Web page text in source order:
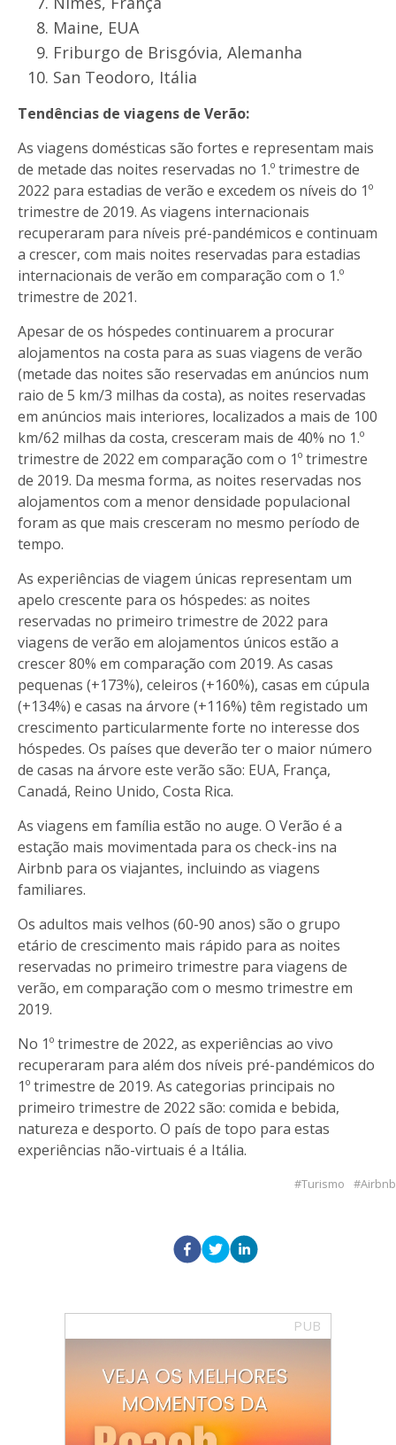
Maine, EUA
Friburgo de Brisgóvia, Alemanha
San Teodoro, Itália
Tendências de viagens de Verão:
As viagens domésticas são fortes e representam mais
de metade das noites reservadas no 1.º trimestre de
2022 para estadias de verão e excedem os níveis do 1º
trimestre de 2019. As viagens internacionais
recuperaram para níveis pré-pandémicos e continuam
a crescer, com mais noites reservadas para estadias
internacionais de verão em comparação com o 1.º
trimestre de 2021.
Apesar de os hóspedes continuarem a procurar
alojamentos na costa para as suas viagens de verão
(metade das noites são reservadas em anúncios num
raio de 5 km/3 milhas da costa), as noites reservadas
em anúncios mais interiores, localizados a mais de 100
km/62 milhas da costa, cresceram mais de 40% no 1.º
trimestre de 2022 em comparação com o 1º trimestre
de 2019. Da mesma forma, as noites reservadas nos
alojamentos com a menor densidade populacional
foram as que mais cresceram no mesmo período de
tempo.
As experiências de viagem únicas representam um
apelo crescente para os hóspedes: as noites
reservadas no primeiro trimestre de 2022 para
viagens de verão em alojamentos únicos estão a
crescer 80% em comparação com 2019. As casas
pequenas (+173%), celeiros (+160%), casas em cúpula
(+134%) e casas na árvore (+116%) têm registado um
crescimento particularmente forte no interesse dos
hóspedes. Os países que deverão ter o maior número
de casas na árvore este verão são: EUA, França,
Canadá, Reino Unido, Costa Rica.
As viagens em família estão no auge. O Verão é a
estação mais movimentada para os check-ins na
Airbnb para os viajantes, incluindo as viagens
familiares.
Os adultos mais velhos (60-90 anos) são o grupo
etário de crescimento mais rápido para as noites
reservadas no primeiro trimestre para viagens de
verão, em comparação com o mesmo trimestre em
2019.
No 1º trimestre de 2022, as experiências ao vivo
recuperaram para além dos níveis pré-pandémicos do
1º trimestre de 2019. As categorias principais no
primeiro trimestre de 2022 são: comida e bebida,
natureza e desporto. O país de topo para estas
experiências não-virtuais é a Itália.
Turismo Airbnb
PUB